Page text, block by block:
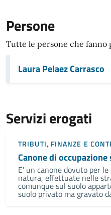
Persone
Tutte le persone che
Laura Pelaez Carrasco
Servizi erogati
TRIBUTI, FINANZE E
Canone di
E' un canone dovuto per
natura, effettuate nelle
comunque sul suolo
suolo privato ma gravato